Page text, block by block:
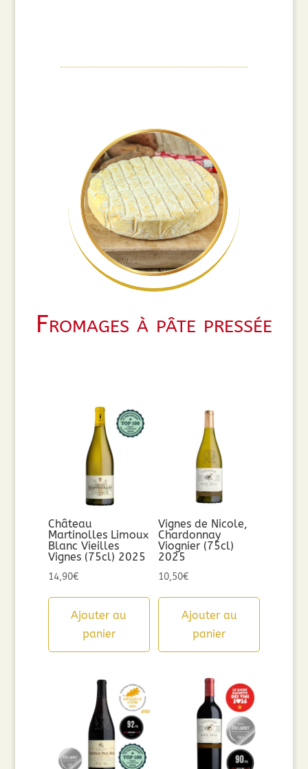
Fromages à pâte pressée
Château
Martinolles Limoux
Blanc Vieilles
Vignes (75cl) 2025
14,90€
Ajouter au
panier
Vignes de Nicole,
Chardonnay
Viognier (75cl)
2025
10,50€
Ajouter au
panier